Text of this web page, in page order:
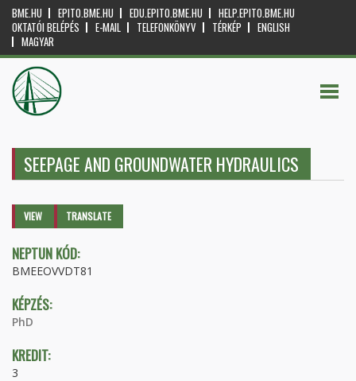
BME.HU EPITO.BME.HU EDU.EPITO.BME.HU
HELP.EPITO.BME.HU
OKTATÓI BELÉPÉS
E-MAIL TELEFONKÖNYV TÉRKÉP
ENGLISH
MAGYAR
SEEPAGE AND GROUNDWATER HYDRAULICS
Primary tabs
VIEW (ACTIVETRANSLATE
NEPTUN KÓD:
BMEEOVVDT81
KÉPZÉS:
PhD
KREDIT:
3